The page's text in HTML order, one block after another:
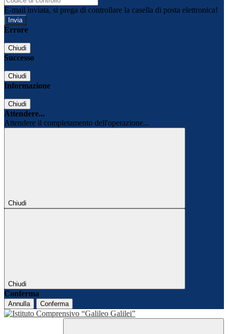
E-mail inviata, si prega di controllare la casella di posta elettronica!
Errore
Chiudi
Successo
Chiudi
Informazione
Chiudi
Attendere...
Attendere il completamento dell'operazione...
Chiudi
Chiudi
Conferma
Annulla Conferma